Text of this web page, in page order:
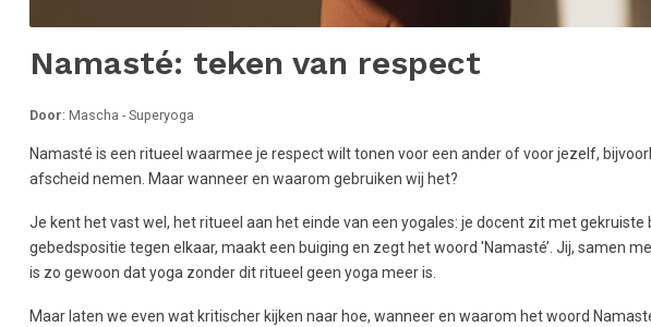
Namasté: teken van respect
Door: Mascha - Superyoga
Namasté is een ritueel waarmee je respect wilt tonen voor een ander of voor jezelf,
afscheid nemen. Maar wanneer en waarom gebruiken wij het?
Je kent het vast wel, het ritueel aan het einde van een yogales: je docent zit met gekruiste
gebedspositie tegen elkaar, maakt een buiging en zegt het woord 'Namasté’. Jij, samen
is zo gewoon dat yoga zonder dit ritueel geen yoga meer is.
Maar laten we even wat kritischer kijken naar hoe, wanneer en waarom het woord